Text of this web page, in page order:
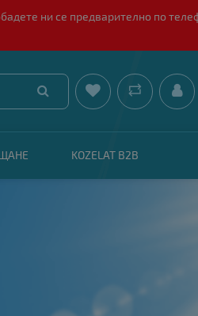
ни се предварително по

KOZELAT B2B